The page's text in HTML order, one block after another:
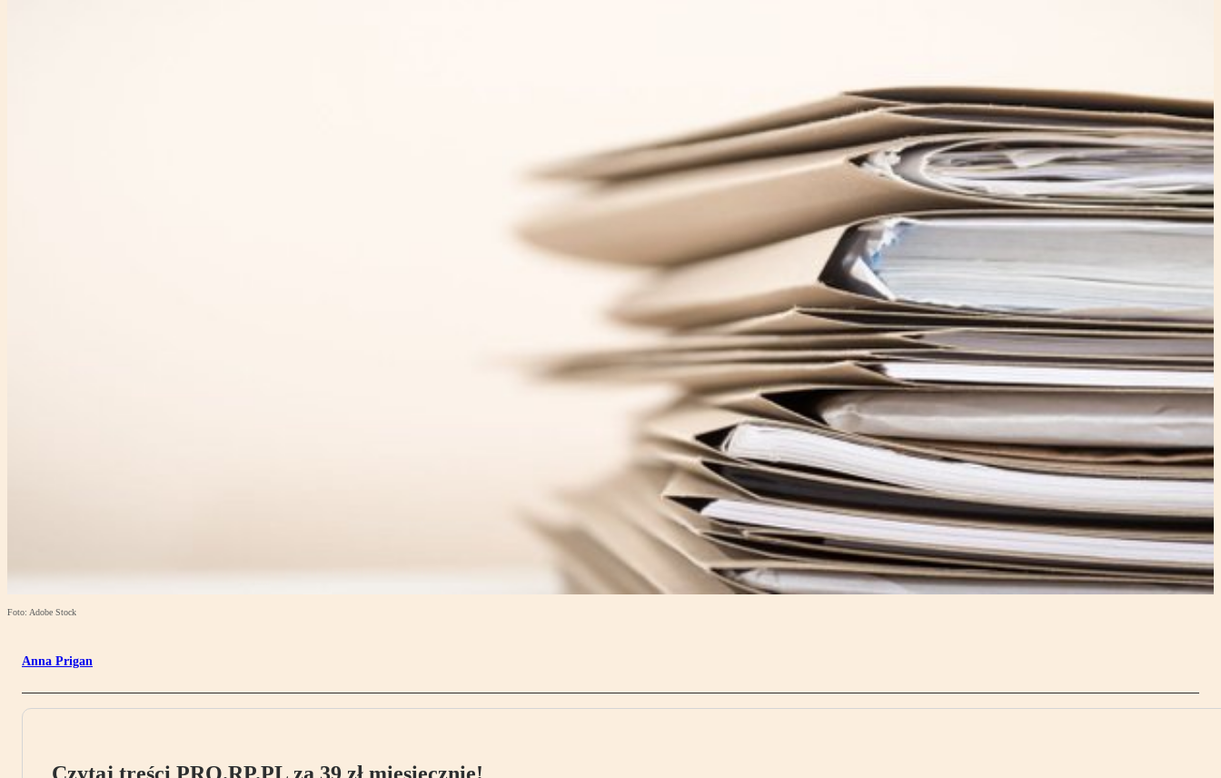
Foto: Adobe Stock
Anna Prigan